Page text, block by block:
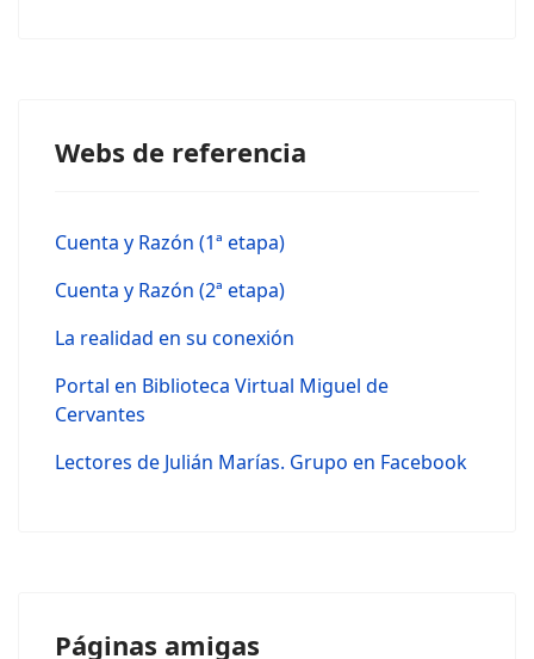
Webs de referencia
Cuenta y Razón (1ª etapa)
Cuenta y Razón (2ª etapa)
La realidad en su conexión
Portal en Biblioteca Virtual Miguel de
Cervantes
Lectores de Julián Marías. Grupo en Facebook
Páginas amigas